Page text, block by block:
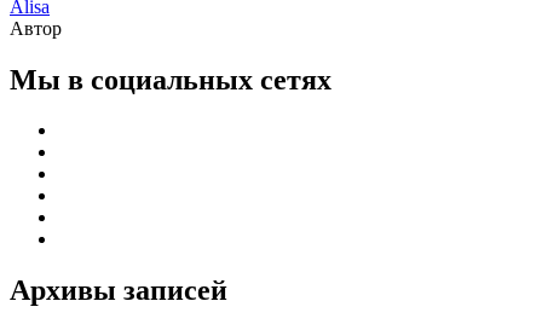
Alisa
Автор
Мы в социальных сетях
Архивы записей